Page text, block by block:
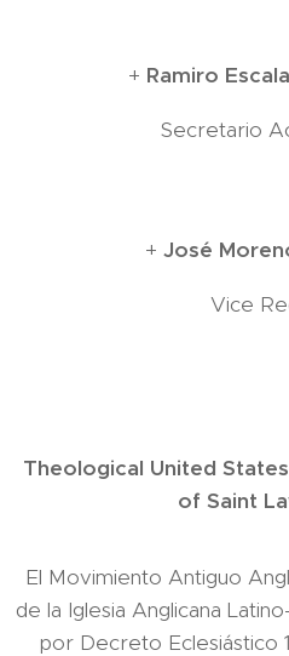
+ Ramiro
Secretario
+ José
Vice
Theological United
of Saint
El Movimiento Antiguo
de la Iglesia Anglicana
por Decreto Eclesiástico